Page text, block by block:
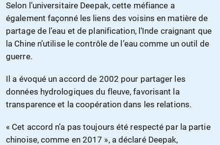
Selon l’universitaire Deepak, cette méfiance a
également façonné les liens des voisins en matière de
partage de l’eau et de planification, l’Inde craignant que
la Chine n’utilise le contrôle de l’eau comme un outil de
guerre.
Il a évoqué un accord de 2002 pour partager les
données hydrologiques du fleuve, favorisant la
transparence et la coopération dans les relations.
« Cet accord n’a pas toujours été respecté par la partie
chinoise, comme en 2017 », a déclaré Deepak,